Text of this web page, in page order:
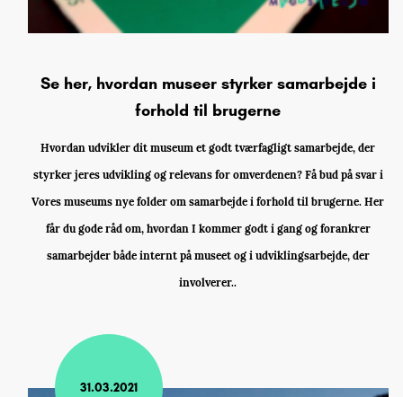
Se her, hvordan museer styrker samarbejde i
forhold til brugerne
Hvordan udvikler dit museum et godt tværfagligt samarbejde, der
styrker jeres udvikling og relevans for omverdenen? Få bud på svar i
Vores museums nye folder om samarbejde i forhold til brugerne. Her
får du gode råd om, hvordan I kommer godt i gang og forankrer
samarbejder både internt på museet og i udviklingsarbejde, der
involverer..
31.03.2021